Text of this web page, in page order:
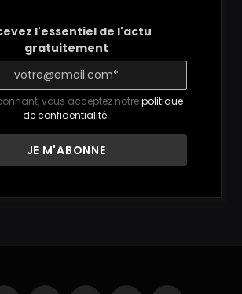
l'essentiel de l'actu
gratuitement
vous acceptez notrepolitique
de confidentialité.